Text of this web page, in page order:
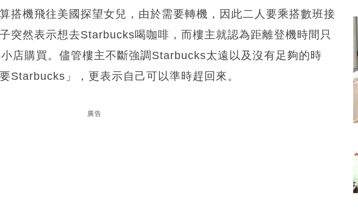
搭機飛往美國探望女兒，由於需要轉機，因此二人要乘搭數班接
突然表示想去Starbucks喝咖啡，而樓主就認為距離登機時間只
店購買。儘管樓主不斷強調Starbucks太遠以及沒有足夠的時
Starbucks」，更表示自己可以準時趕回來。
廣告